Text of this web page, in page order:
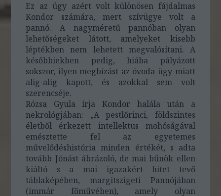
Ez az ügy azért volt különösen fájdalmas
Kondor számára, mert szívügye volt a
pannó. A nagyméretű pannóban olyan
lehetőségeket látott, amelyeket kisebb
léptékben nem lehetett megvalósítani. A
későbbiekben pedig, hiába pályázott
sokszor, ilyen megbízást az óvoda-ügy miatt
alig-alig kapott, és azokkal sem volt
szerencséje.
Rózsa Gyula írja Kondor halála után a
nekrológjában: „A pestlőrinci, földszintes
életből érkezett intellektus mohóságával
emésztette fel az egyetemes
művelődéshistória minden értékét, s adta
tovább Jónást ábrázoló, de mai bűnök ellen
kiáltó s a mai igazakért hitet tevő
táblaképében, margitszigeti Pannójában
(immár főművében), amely olyan